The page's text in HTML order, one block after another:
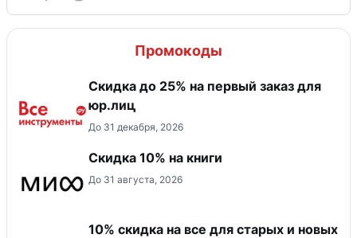
Промокоды
Скидка до 25% на первый заказ для
юр.лиц
До 31 декабря, 2026
Скидка 10% на книги
До 31 августа, 2026
10% скидка на все для старых и новых